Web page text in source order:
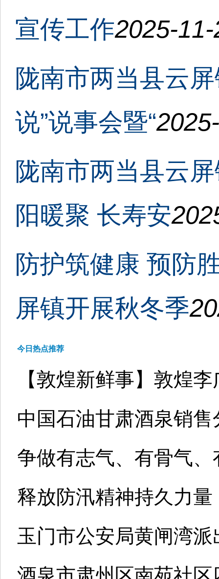
宣传工作2025-
陇南市两当县云
说”说事会暨“
陇南市两当县云
阳暖聚 长寿安
防护筑健康 预防
屏镇开展秋冬季
今日热点推荐
【敦煌新鲜事】敦煌
中国石油甘肃酒泉销
争做有志气、有骨气
释放防汛精神持久力量
玉门市公安局黄闸湾